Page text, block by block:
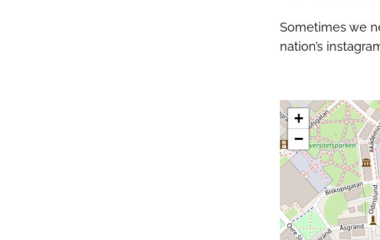
Sometimes we
nation’s
+
−